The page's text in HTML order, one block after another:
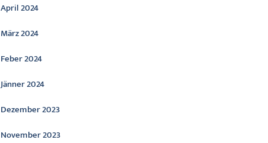
April 2024
März 2024
Feber 2024
Jänner 2024
Dezember 2023
November 2023